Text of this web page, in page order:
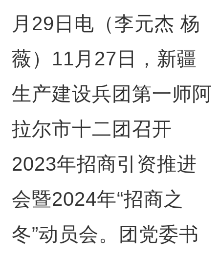
月29日电（李元杰 杨
薇）11月27日，新疆
生产建设兵团第一师阿
拉尔市十二团召开
2023年招商引资推进
会暨2024年“招商之
冬”动员会。团党委书